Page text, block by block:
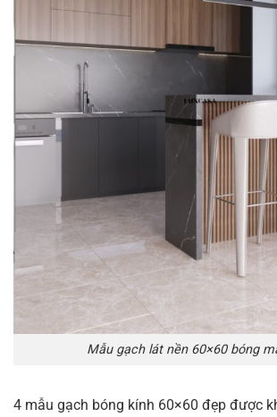
Mẫu gạch lát nền 60×60 bóng
4 mẫu gạch bóng kính 60×60 đẹp được